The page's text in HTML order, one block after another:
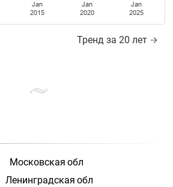
Jan
2015
Jan
2020
Jan
2025
Тренд за 20 лет
Московская обл
Ленинградская обл